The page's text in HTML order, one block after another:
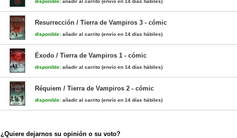
disponible: añadir al carrito (envío en 14 días hábiles)
Resurrección / Tierra de Vampiros 3 - cómic
disponible: añadir al carrito (envío en 14 días hábiles)
Éxodo / Tierra de Vampiros 1 - cómic
disponible: añadir al carrito (envío en 14 días hábiles)
Réquiem / Tierra de Vampiros 2 - cómic
disponible: añadir al carrito (envío en 14 días hábiles)
¿Quiere dejarnos su opinión o su voto?